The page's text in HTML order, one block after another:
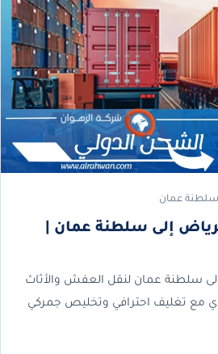
عمان
إلى سلطنة عمان |
سلطنة عمان لنقل العفش والأثاث
مع تغليف احترافي وتخليص جمركي